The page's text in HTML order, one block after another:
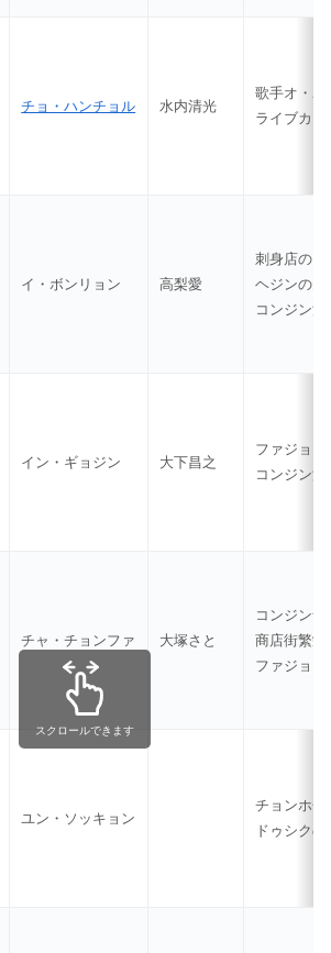
チョ・ハンチョル 水内清光
歌手オ・ユ
ライブカ
イ・ボンリョン 高梨愛
刺身店のオ
ヘジンの大
コンジン洞
イン・ギョジン 大下昌之
ファジョン
コンジン洞
チャ・チョンファ 大塚さと
コンジン食
商店街繁栄
ファジョン
ユン・ソッキョン
チョンホ金
ドゥシクの
スクロールできます